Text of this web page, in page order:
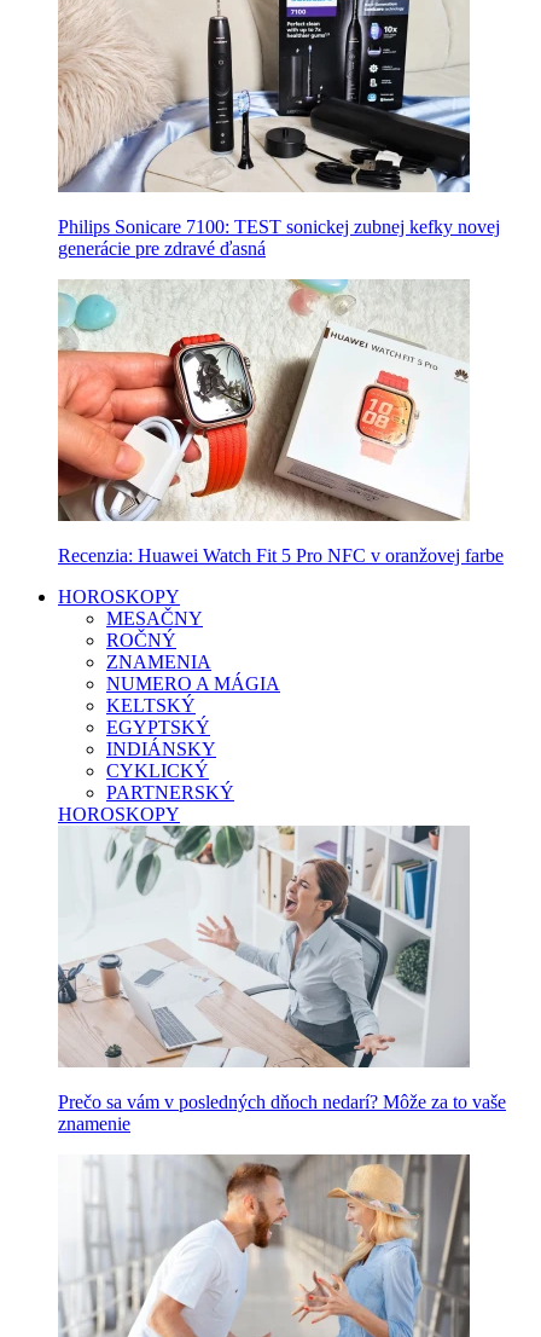
Philips Sonicare 7100: TEST sonickej zubnej kefky novej
generácie pre zdravé ďasná
Recenzia: Huawei Watch Fit 5 Pro NFC v oranžovej farbe
HOROSKOPY
MESAČNY
ROČNÝ
ZNAMENIA
NUMERO A MÁGIA
KELTSKÝ
EGYPTSKÝ
INDIÁNSKY
CYKLICKÝ
PARTNERSKÝ
HOROSKOPY
Prečo sa vám v posledných dňoch nedarí? Môže za to vaše
znamenie